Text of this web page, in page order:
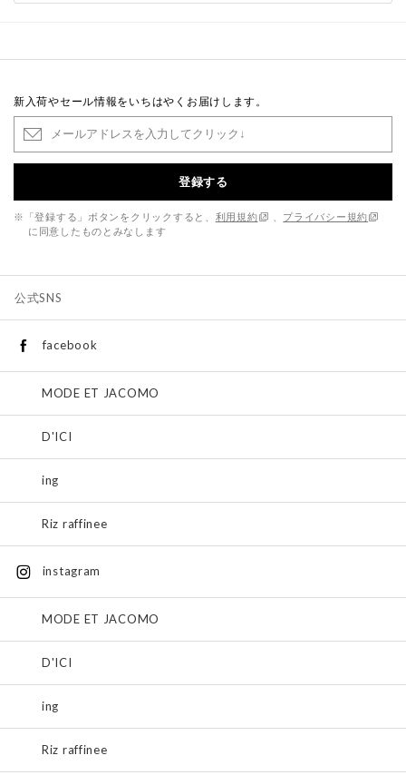
新入荷やセール情報をいちはやくお届けします。
登録する
※「登録する」ボタンをクリックすると、 利用規約
プライバシー規約
に同意したものとみなします
公式SNS
facebook
MODE ET JACOMO
D'ICI
ing
Riz raffinee
instagram
MODE ET JACOMO
D'ICI
ing
Riz raffinee